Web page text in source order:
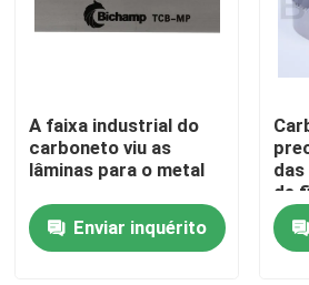
Lâmina de uso geral da serra
Lâminas industriais da serra
Lâminas da serra de fita do
A faixa industrial do
carboneto viu as
lâminas para o metal
Enviar inquérito
das
de